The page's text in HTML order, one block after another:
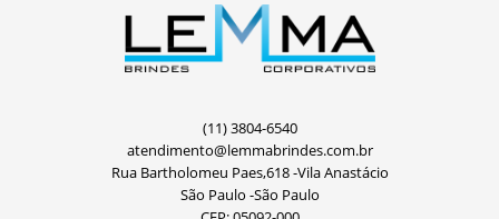
(11) 3804-6540
atendimento@lemmabrindes.com.br
Rua Bartholomeu Paes,618 -Vila Anastácio
São Paulo -São Paulo